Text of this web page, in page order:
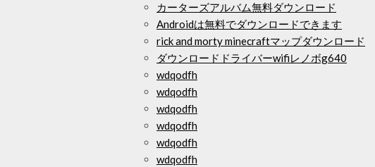
カーターズアルバム無料ダウンロード
Androidは無料でダウンロードできます
rick and morty minecraftマップダウンロード
ダウンロードドライバーwifiレノボg640
wdqodfh
wdqodfh
wdqodfh
wdqodfh
wdqodfh
wdqodfh